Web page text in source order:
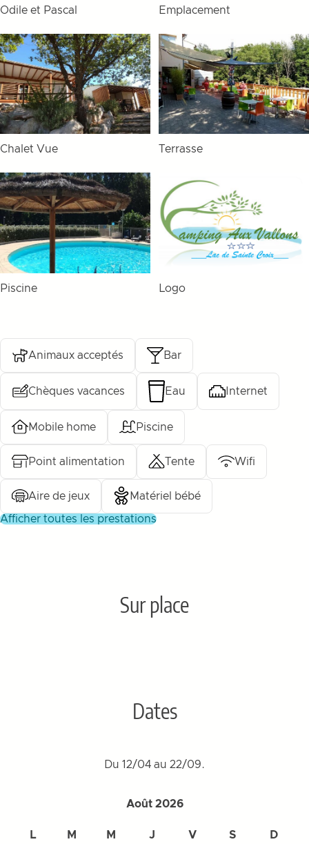
Odile et Pascal Emplacement
Chalet Vue Terrasse
Piscine Logo
Animaux acceptés Bar
Chèques vacances Eau Internet
Mobile home Piscine
Point alimentation Tente Wifi
Aire de jeux Matériel bébé
afficher toutes les prestations
Sur place
Dates
Du 12/04 au 22/09.
Août 2026
L M M J V S D